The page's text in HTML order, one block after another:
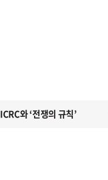
ICRC와 ‘전쟁의 규칙’